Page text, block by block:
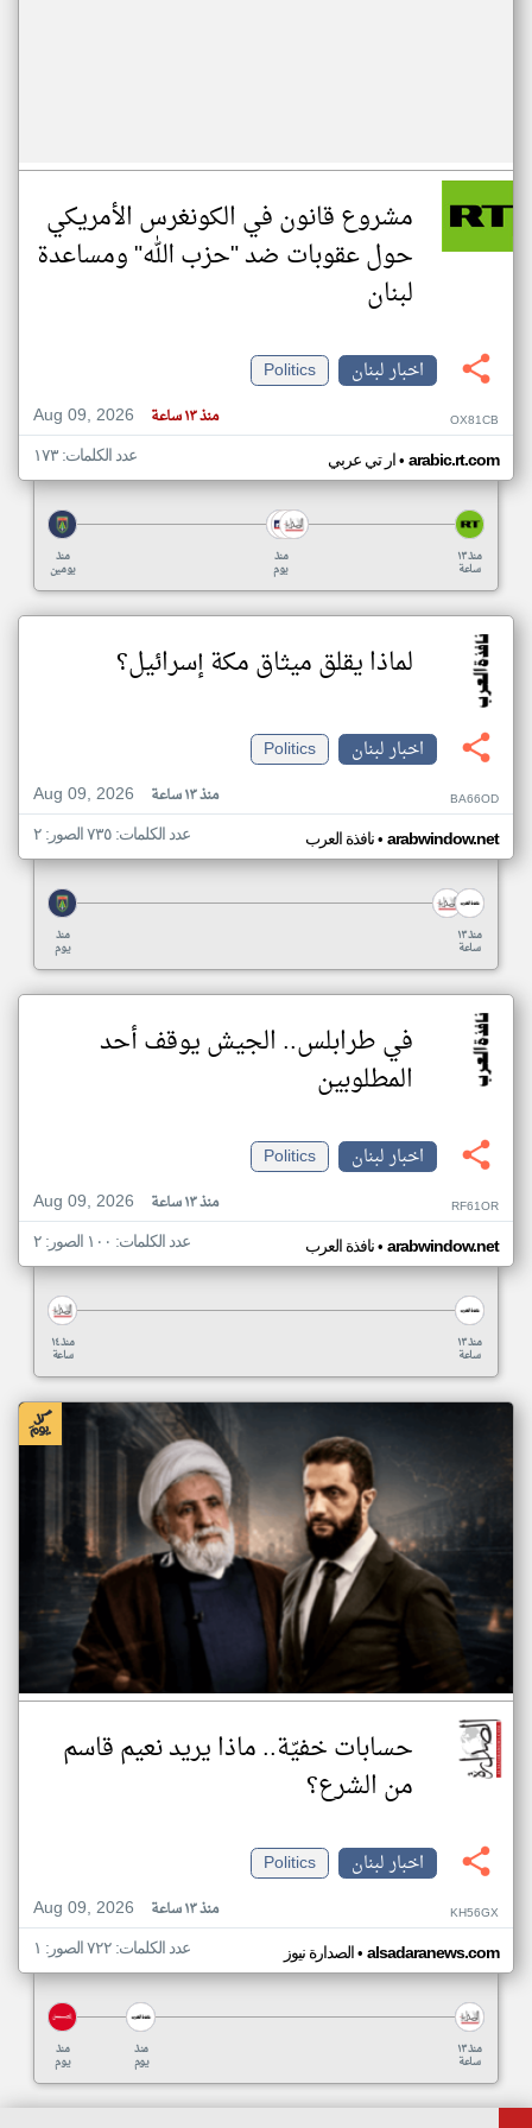
مشروع قانون في الكونغرس الأمريكي
حول عقوبات ضد "حزب الله" ومساعدة
لبنان
اخبار لبنان
Politics
Aug 09, 2026
منذ ١٣ ساعة OX81CB
ار تي عربي• arabic.rt.com عدد الكلمات: ١٧٣
منذ
يومين
منذ
يوم
منذ ١٣
ساعة
لماذا يقلق ميثاق مكة إسرائيل؟
اخبار لبنان
Politics
Aug 09, 2026
منذ ١٣ ساعة BA66OD
نافذة العرب• arabwindow.net عدد الكلمات: ٧٣٥ الصور: ٢
منذ
يوم
منذ ١٣
ساعة
في طرابلس.. الجيش يوقف أحد
المطلوبين
اخبار لبنان
Politics
Aug 09, 2026
منذ ١٣ ساعة RF61OR
نافذة العرب• arabwindow.net عدد الكلمات: ١٠٠ الصور: ٢
منذ ١٤
ساعة
منذ ١٣
ساعة
حسابات خفيّة.. ماذا يريد نعيم قاسم
من الشرع؟
اخبار لبنان
Politics
Aug 09, 2026
منذ ١٣ ساعة KH56GX
الصدارة نيوز• alsadaranews.com عدد الكلمات: ٧٢٢ الصور: ١
منذ
يوم
منذ
يوم
منذ ١٣
ساعة